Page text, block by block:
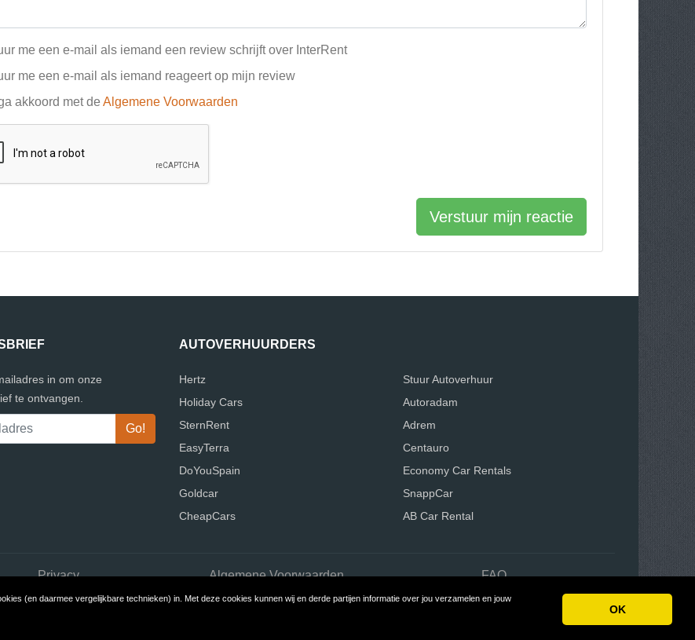
(en daarmee vergelijkbare technieken) in. Met deze cookies kunnen wij en derde partijen informatie over jou verzamelen en jouw
OK
me een e-mail als iemand een review schrijft over InterRent
me een e-mail als iemand reageert op mijn review
akkoord met de Algemene Voorwaarden
Verstuur mijn reactie
in om onze
te ontvangen.
AUTOVERHUURDERS
Hertz
Holiday Cars
SternRent
EasyTerra
DoYouSpain
Goldcar
CheapCars
Stuur Autoverhuur
Autoradam
Adrem
Centauro
Economy Car Rentals
SnappCar
AB Car Rental
Privacy Algemene Voorwaarden FAQ
© 2026 Vergelijk Autoverhuurders Build review sites with ReviewTycoon